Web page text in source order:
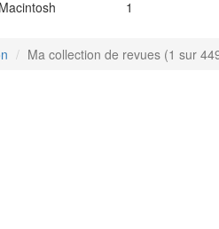
1
Ma collection de revues (1 sur